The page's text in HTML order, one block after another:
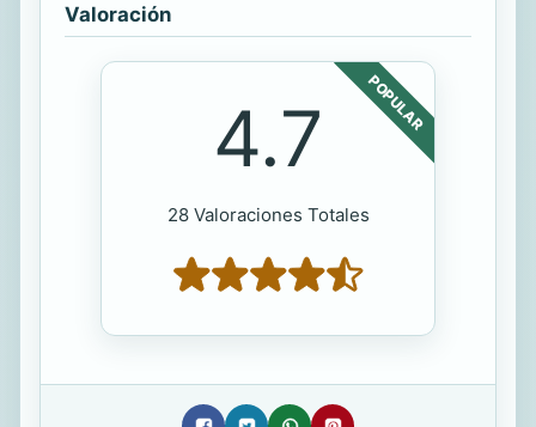
Valoración
POPULAR
4.7
28 Valoraciones Totales